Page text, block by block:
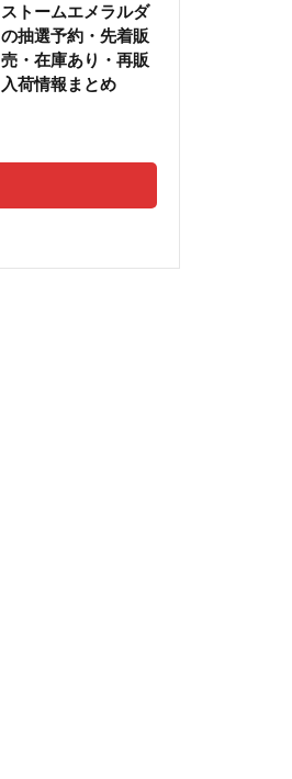
ストームエメラルダ
の抽選予約・先着販
売・在庫あり・再販
入荷情報まとめ